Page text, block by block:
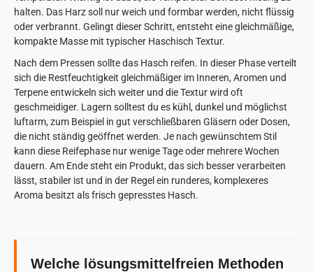
halten. Das Harz soll nur weich und formbar werden, nicht flüssig
oder verbrannt. Gelingt dieser Schritt, entsteht eine gleichmäßige,
kompakte Masse mit typischer Haschisch Textur.
Nach dem Pressen sollte das Hasch reifen. In dieser Phase verteilt
sich die Restfeuchtigkeit gleichmäßiger im Inneren, Aromen und
Terpene entwickeln sich weiter und die Textur wird oft
geschmeidiger. Lagern solltest du es kühl, dunkel und möglichst
luftarm, zum Beispiel in gut verschließbaren Gläsern oder Dosen,
die nicht ständig geöffnet werden. Je nach gewünschtem Stil
kann diese Reifephase nur wenige Tage oder mehrere Wochen
dauern. Am Ende steht ein Produkt, das sich besser verarbeiten
lässt, stabiler ist und in der Regel ein runderes, komplexeres
Aroma besitzt als frisch gepresstes Hasch.
Welche lösungsmittelfreien Methoden